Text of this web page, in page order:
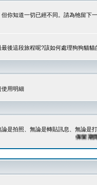
你知道一切已經不同。請為牠留下
後這段旅程呢?該如何處理狗狗貓貓
使用明細
是拍照、無論是轉貼訊息、無論是
保留期限：